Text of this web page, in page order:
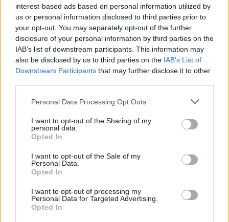
interest-based ads based on personal information utilized by
us or personal information disclosed to third parties prior to
your opt-out. You may separately opt-out of the further
disclosure of your personal information by third parties on the
IAB’s list of downstream participants. This information may
also be disclosed by us to third parties on the IAB’s List of
Downstream Participants that may further disclose it to other
Personal Data Processing Opt Outs
I want to opt-out of the Sharing of my
personal data.
Opted In
I want to opt-out of the Sale of my
Personal Data.
Opted In
I want to opt-out of processing my
Personal Data for Targeted Advertising.
Opted In